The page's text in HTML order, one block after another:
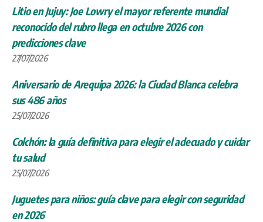
Litio en Jujuy: Joe Lowry el mayor referente mundial
reconocido del rubro llega en octubre 2026 con
predicciones clave
27/07/2026
Aniversario de Arequipa 2026: la Ciudad Blanca celebra
sus 486 años
25/07/2026
Colchón: la guía definitiva para elegir el adecuado y cuidar
tu salud
25/07/2026
Juguetes para niños: guía clave para elegir con seguridad
en 2026